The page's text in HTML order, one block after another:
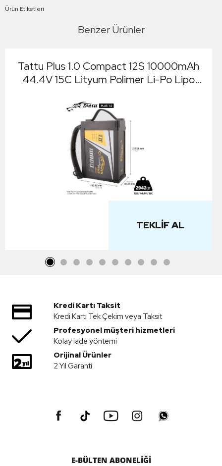
Ürün Etiketleri
Benzer Ürünler
Tattu Plus 1.0 Compact 12S 10000mAh
44.4V 15C Lityum Polimer Li-Po Lipo
TEKLIF AL
Kredi Kartı Taksit
Kredi Kartı Tek Çekim veya Taksit
Profesyonel müşteri hizmetleri
Kolay iade yöntemi
Orijinal Ürünler
2 Yıl Garanti
E-BÜLTEN ABONELİĞİ